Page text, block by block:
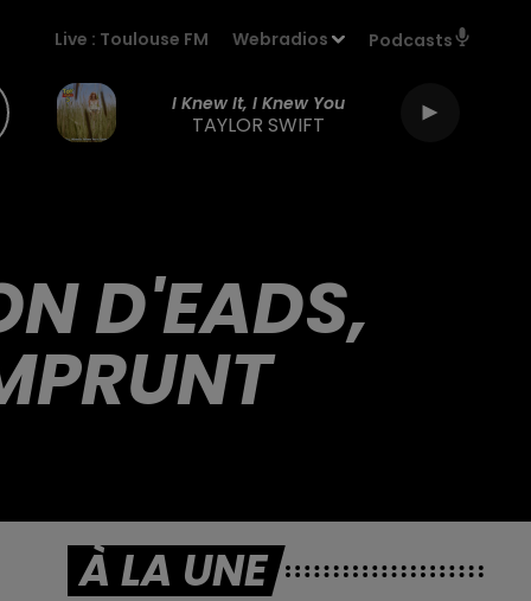
Live : Toulouse FM Webradios Podcasts
I Knew It, I Knew You
TAYLOR SWIFT
D'EADS,
À LA UNE